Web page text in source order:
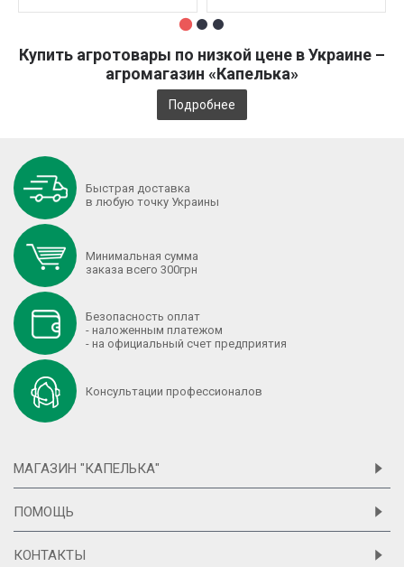
Купить агротовары по низкой цене в Украине –
агромагазин «Капелька»
Подробнее
Быстрая доставка
в любую точку Украины
Минимальная сумма
заказа всего 300грн
Безопасность оплат
- наложенным платежом
- на официальный счет предприятия
Консультации профессионалов
МАГАЗИН "КАПЕЛЬКА"
ПОМОЩЬ
КОНТАКТЫ